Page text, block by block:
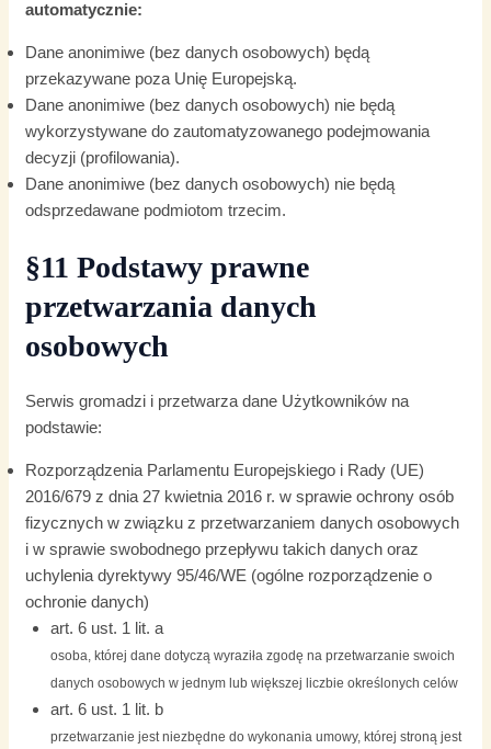
automatycznie:
Dane anonimiwe (bez danych osobowych) będą
przekazywane poza Unię Europejską.
Dane anonimiwe (bez danych osobowych) nie będą
wykorzystywane do zautomatyzowanego podejmowania
decyzji (profilowania).
Dane anonimiwe (bez danych osobowych) nie będą
odsprzedawane podmiotom trzecim.
§11 Podstawy prawne
przetwarzania danych
osobowych
Serwis gromadzi i przetwarza dane Użytkowników na
podstawie:
Rozporządzenia Parlamentu Europejskiego i Rady (UE)
2016/679 z dnia 27 kwietnia 2016 r. w sprawie ochrony osób
fizycznych w związku z przetwarzaniem danych osobowych
i w sprawie swobodnego przepływu takich danych oraz
uchylenia dyrektywy 95/46/WE (ogólne rozporządzenie o
ochronie danych)
art. 6 ust. 1 lit. a
osoba, której dane dotyczą wyraziła zgodę na przetwarzanie swoich
danych osobowych w jednym lub większej liczbie określonych celów
art. 6 ust. 1 lit. b
przetwarzanie jest niezbędne do wykonania umowy, której stroną jest